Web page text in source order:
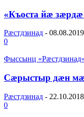
«Къоста йӕ
Рæстдзинад - 08.08.2019
0
Фыссынц
Сæрыстыр дæн
Рæстдзинад - 22.10.2018
0